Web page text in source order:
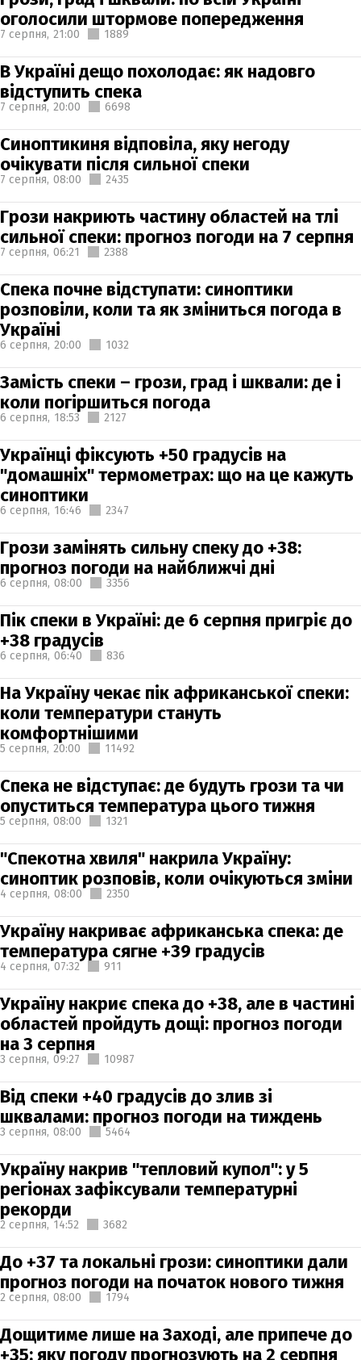
оголосили штормове попередження
7 серпня, 21:00 1889
В Україні дещо похолодає: як надовго
відступить спека
7 серпня, 20:00 6698
Синоптикиня відповіла, яку негоду
очікувати після сильної спеки
7 серпня, 08:00 2435
Грози накриють частину областей на тлі
сильної спеки: прогноз погоди на 7 серпня
7 серпня, 06:21 2388
Спека почне відступати: синоптики
розповіли, коли та як зміниться погода в
Україні
6 серпня, 20:00 1032
Замість спеки – грози, град і шквали: де і
коли погіршиться погода
6 серпня, 18:53 2127
Українці фіксують +50 градусів на
"домашніх" термометрах: що на це кажуть
синоптики
6 серпня, 16:46 2347
Грози замінять сильну спеку до +38:
прогноз погоди на найближчі дні
6 серпня, 08:00 3356
Пік спеки в Україні: де 6 серпня пригріє до
+38 градусів
6 серпня, 06:40 836
На Україну чекає пік африканської спеки:
коли температури стануть
комфортнішими
5 серпня, 20:00 11492
Спека не відступає: де будуть грози та чи
опуститься температура цього тижня
5 серпня, 08:00 1321
"Спекотна хвиля" накрила Україну:
синоптик розповів, коли очікуються зміни
4 серпня, 08:00 2350
Україну накриває африканська спека: де
температура сягне +39 градусів
4 серпня, 07:32 911
Україну накриє спека до +38, але в частині
областей пройдуть дощі: прогноз погоди
на 3 серпня
3 серпня, 09:27 10987
Від спеки +40 градусів до злив зі
шквалами: прогноз погоди на тиждень
3 серпня, 08:00 5464
Україну накрив "тепловий купол": у 5
регіонах зафіксували температурні
рекорди
2 серпня, 14:52 3682
До +37 та локальні грози: синоптики дали
прогноз погоди на початок нового тижня
2 серпня, 08:00 1794
Дощитиме лише на Заході, але припече до
+35: яку погоду прогнозують на 2 серпня